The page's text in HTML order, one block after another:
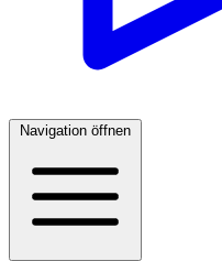
Navigation öffnen